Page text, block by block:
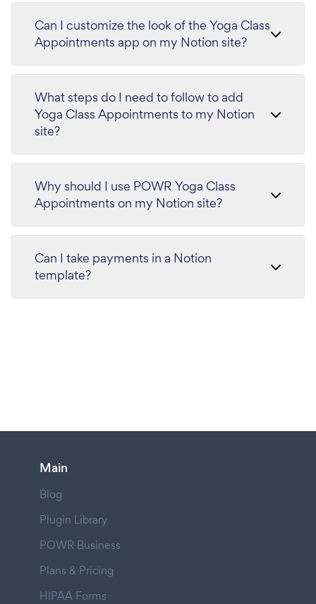
Can I customize the look of the Yoga Class
Appointments app on my Notion site?
What steps do I need to follow to add
Yoga Class Appointments to my Notion
site?
Why should I use POWR Yoga Class
Appointments on my Notion site?
Can I take payments in a Notion
template?
Main
Blog
Plugin Library
POWR Business
Plans & Pricing
HIPAA Forms